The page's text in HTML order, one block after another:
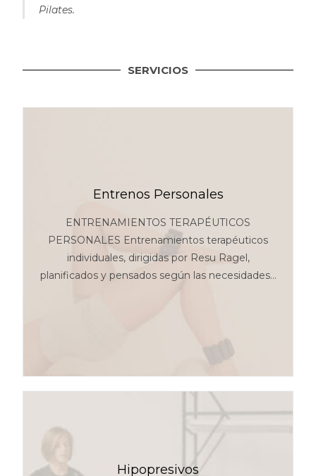
Pilates.
SERVICIOS
Entrenos Personales
ENTRENAMIENTOS TERAPÉUTICOS
PERSONALES Entrenamientos terapéuticos
individuales, dirigidas por Resu Ragel,
planificados y pensados según las necesidades…
Hipopresivos